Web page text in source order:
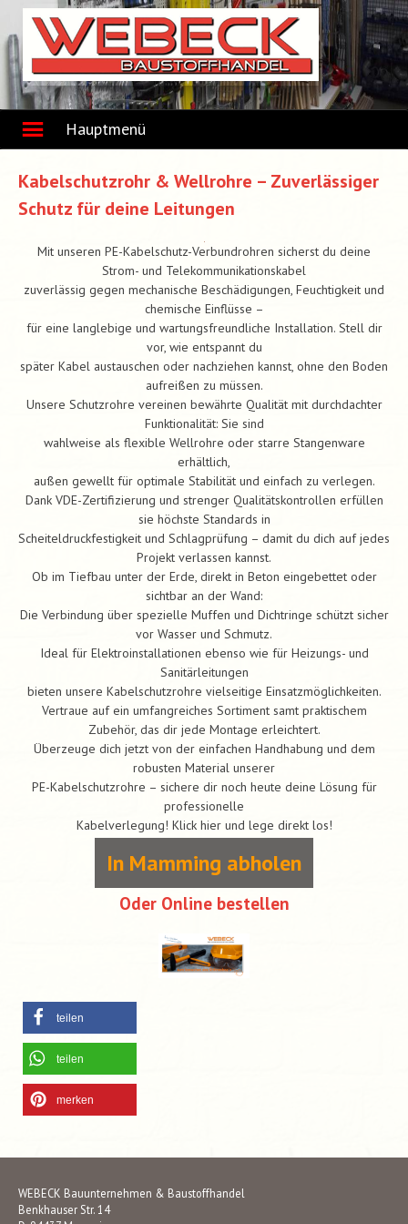
content
Hauptmenü
Kabelschutzrohr & Wellrohre – Zuverlässiger
Schutz für deine Leitungen
Mit unseren PE-Kabelschutz-Verbundrohren sicherst du deine
Strom- und Telekommunikationskabel
zuverlässig gegen mechanische Beschädigungen, Feuchtigkeit und
chemische Einflüsse –
für eine langlebige und wartungsfreundliche Installation. Stell dir
vor, wie entspannt du
später Kabel austauschen oder nachziehen kannst, ohne den Boden
aufreißen zu müssen.
Unsere Schutzrohre vereinen bewährte Qualität mit durchdachter
Funktionalität: Sie sind
wahlweise als flexible Wellrohre oder starre Stangenware
erhältlich,
außen gewellt für optimale Stabilität und einfach zu verlegen.
Dank VDE-Zertifizierung und strenger Qualitätskontrollen erfüllen
sie höchste Standards in
Scheiteldruckfestigkeit und Schlagprüfung – damit du dich auf jedes
Projekt verlassen kannst.
Ob im Tiefbau unter der Erde, direkt in Beton eingebettet oder
sichtbar an der Wand:
Die Verbindung über spezielle Muffen und Dichtringe schützt sicher
vor Wasser und Schmutz.
Ideal für Elektroinstallationen ebenso wie für Heizungs- und
Sanitärleitungen
bieten unsere Kabelschutzrohre vielseitige Einsatzmöglichkeiten.
Vertraue auf ein umfangreiches Sortiment samt praktischem
Zubehör, das dir jede Montage erleichtert.
Überzeuge dich jetzt von der einfachen Handhabung und dem
robusten Material unserer
PE-Kabelschutzrohre – sichere dir noch heute deine Lösung für
professionelle
Kabelverlegung! Klick hier und lege direkt los!
In Mamming abholen
Oder Online bestellen
teilen
teilen
merken
WEBECK Bauunternehmen & Baustoffhandel
Benkhauser Str. 14